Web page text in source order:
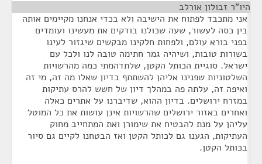
היו"ר זבולון אורלב
אני מתכבד לפתוח את הישיבה ולא בכדי אנחנו מקיימים אותה
בין כסה לעשור, שעה שכולנו בודקים את מעשינו ועומדים
בפני בורא עולם, ולפחות חלקינו מבקשים שיגזור לעינו
בשורות טובות, ושיהיה גמר חתימה טובה לנו ולכל עם
ישראל. סוגיית הכותל הקטן, שלתדהמתי כמה מהרשויות
השלטוניות שפנינו אליהן להשתתף בדיון שאלו מה זה, מי זה
ואיפה זה, עלתה פה במהלך דיון של חשש להרס עתיקות
במזרח ירושלים. בדיון ההוא, שדיברנו על אתרים כאלה
ואחרים באזור ירושלים שהרשויות אינן עושות את כל המוטל
עליהן על מנת להבטיח את שימורן ואת המתחייב מחוק
העתיקות, הגענו גם לכותל הקטן ואז הבטחנו לקיים גם סיור
בכותל הקטן.